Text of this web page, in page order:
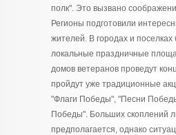
полк". Это вызвано
Регионы подготовили
жителей. В городах и поселках
локальные праздничные
домов ветеранов проведут
пройдут уже традиционные
"Флаги Победы", "Песни
Победы". Больших скоплений
предполагается, однако